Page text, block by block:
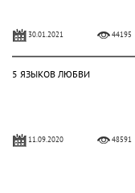
30.01.2021 44195
5 ЯЗЫКОВ ЛЮБВИ
11.09.2020 48591